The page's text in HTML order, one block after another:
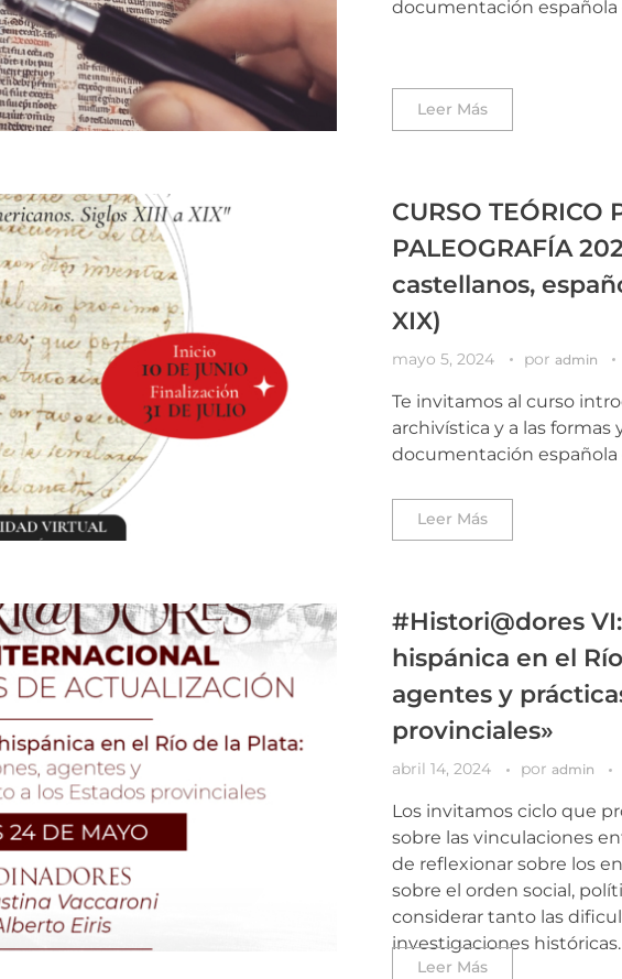
documentación española
Leer Más
CURSO TEÓRICO
PALEOGRAFÍA
castellanos,
XIX)
mayo 5, 2024 por admin
Te invitamos al curso
archivística y a las formas
documentación española
Leer Más
#Histori@dores
hispánica en el
agentes y
provinciales»
abril 14, 2024 por admin
Los invitamos ciclo que
sobre las vinculaciones
de reflexionar sobre los
sobre el orden social,
considerar tanto las
investigaciones históricas.
Leer Más